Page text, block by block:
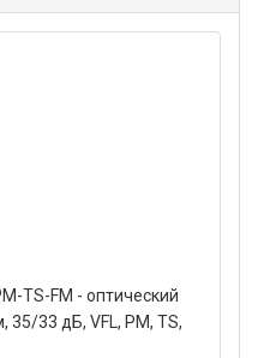
TS-FM - оптический
33 дБ, VFL, PM, TS,